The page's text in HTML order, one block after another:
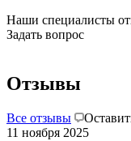
Наши специалисты
Задать вопрос
Отзывы
Все отзывы
11 ноября 2025